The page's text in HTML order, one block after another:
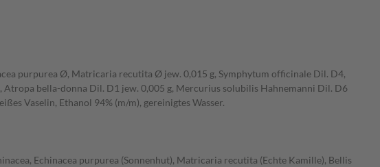
purpurea Ø, Matricaria recutita Ø jew. 0,015 g, Symphytum officinale Dil. D4,
bella-donna Dil. D1 jew. 0,005 g, Mercurius solubilis Hahnemanni Dil. D6
Vaselin, Ethanol 94% (m/m), gereinigtes Wasser.
Echinacea purpurea (Sonnenhut), Matricaria recutita (Echte Kamille), Bellis